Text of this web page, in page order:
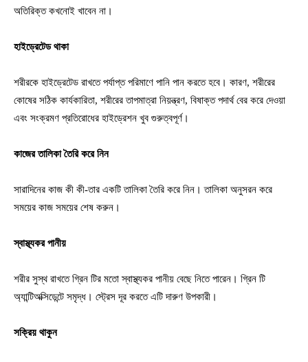
অতিরিক্ত কখনোই খাবেন না।
হাইড্রেটেড থাকা
শরীরকে হাইড্রেটেড রাখতে পর্যাপ্ত পরিমাণে পানি পান করতে হবে। কারণ, শরীরের
কোষের সঠিক কার্যকারিতা, শরীরের তাপমাত্রা নিয়ন্ত্রণ, বিষাক্ত পদার্থ বের করে দেওয়া
এবং সংক্রমণ প্রতিরোধের হাইড্রেশন খুব গুরুত্বপূর্ণ।
কাজের তালিকা তৈরি করে নিন
সারাদিনের কাজ কী কী-তার একটি তালিকা তৈরি করে নিন। তালিকা অনুসরন করে
সময়ের কাজ সময়ের শেষ করুন।
স্বাস্থ্যকর পানীয়
শরীর সুস্থ রাখতে গ্রিন টির মতো স্বাস্থ্যকর পানীয় বেছে নিতে পারেন। গ্রিন টি
অ্যান্টিঅক্সিডেন্টে সমৃদ্ধ। স্ট্রেস দূর করতে এটি দারুণ উপকারী।
সক্রিয় থাকুন